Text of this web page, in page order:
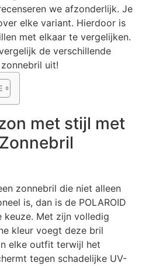
we afzonderlijk. Je
elke variant. Hierdoor is
met elkaar te vergelijken.
de verschillende
uit!
met stijl met
zonnebril die niet alleen
is, dan is de POLAROID
Met zijn volledig
kleur voegt deze bril
elke outfit terwijl het
tegen schadelijke UV-